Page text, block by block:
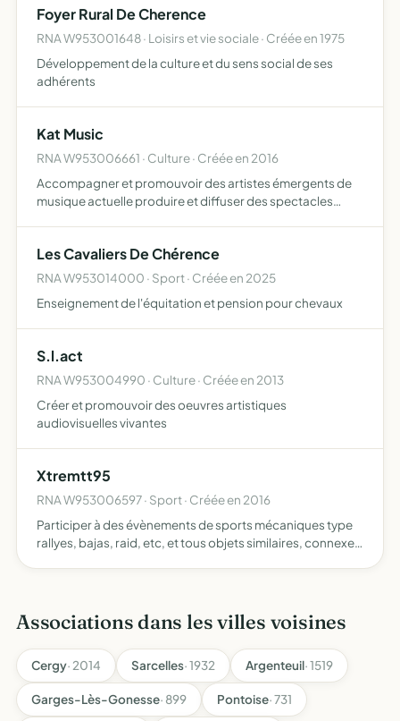
Foyer Rural De Cherence
RNA W953001648 · Loisirs et vie sociale · Créée en 1975
Développement de la culture et du sens social de ses
adhérents
Kat Music
RNA W953006661 · Culture · Créée en 2016
Accompagner et promouvoir des artistes émergents de
musique actuelle produire et diffuser des spectacles
Les Cavaliers De Chérence
RNA W953014000 · Sport · Créée en 2025
Enseignement de l'équitation et pension pour chevaux
S.l.act
RNA W953004990 · Culture · Créée en 2013
Créer et promouvoir des oeuvres artistiques
audiovisuelles vivantes
Xtremtt95
RNA W953006597 · Sport · Créée en 2016
Participer à des évènements de sports mécaniques type
rallyes, bajas, raid, etc, et tous objets similaires, connexes
Associations dans les villes voisines
Cergy· 2014 Sarcelles· 1932 Argenteuil· 1519
Garges-Lès-Gonesse· 899 Pontoise· 731